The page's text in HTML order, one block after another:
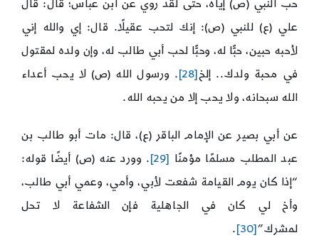
حب النبي (ص) إياه، حتى لقد روي عن ابن عباس؛ قال: قال
علي (ع) للنبي (ص): إنك لتحب عقيلًا. قال: إي والله إني
لأحبه حبين، حبًّا له، وحبًّا لحب أبي طالب له، وإن ولده لمقتول
في محبة ولدك.. إلخ [28]
. ورسول الله (ص) لا يحب أعداء
الله سبحانه، ولا يحب إلا من يحبه الله.
عن أبي بصير عن الإمام الباقر (ع)، قال: مات أبو طالب بن
عبد المطلب مسلمًا مؤمنًا [29]
. وورد عنه (ص) أيضًا قوله:
“إذا كان يوم القيامة شفعت لأبي، وأمي، وعمي أبي طالب،
وأخ لي كان في الجاهلية فإن الشفاعة لا تحل
لمشرك” [30]
.